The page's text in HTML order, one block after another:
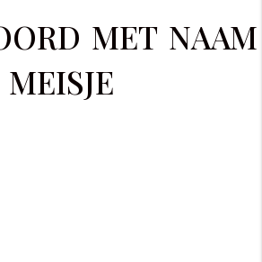
met naam
meisje